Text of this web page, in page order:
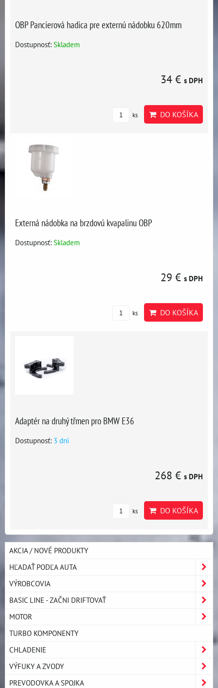
OBP Pancierová hadica pre externú nádobku 620mm
Dostupnosť: Skladem
34 € s DPH
ks DO KOŠÍKA
Externá nádobka na brzdovú kvapalinu OBP
Dostupnosť: Skladem
29 € s DPH
ks DO KOŠÍKA
Adaptér na druhý třmen pro BMW E36
Dostupnosť: 3 dni
268 € s DPH
ks DO KOŠÍKA
AKCIA / NOVÉ PRODUKTY
HĽADAŤ PODĽA AUTA
VÝROBCOVIA
BASIC LINE - ZAČNI DRIFTOVAŤ
MOTOR
TURBO KOMPONENTY
CHLADENIE
VÝFUKY A ZVODY
PREVODOVKA A SPOJKA